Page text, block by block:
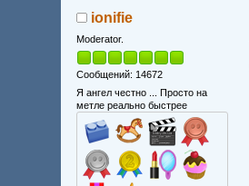
ionifie
Moderator.
Сообщений: 14672
Я ангел честно ... Просто на
метле реально быстрее